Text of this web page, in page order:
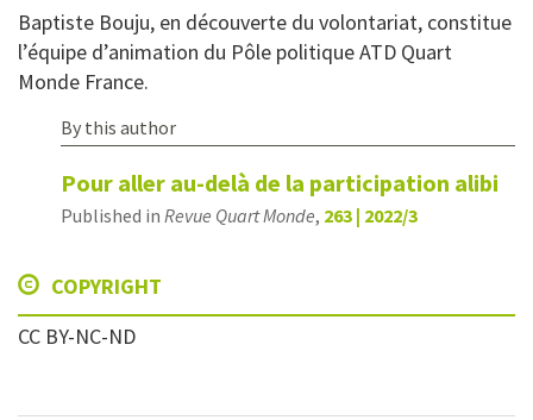
Baptiste Bouju, en découverte du volontariat, constitue
l’équipe d’animation du Pôle politique ATD Quart
Monde France.
By this author
Pour aller au-delà de la participation alibi
Published in Revue Quart Monde, 263 | 2022/3
COPYRIGHT
CC BY-NC-ND